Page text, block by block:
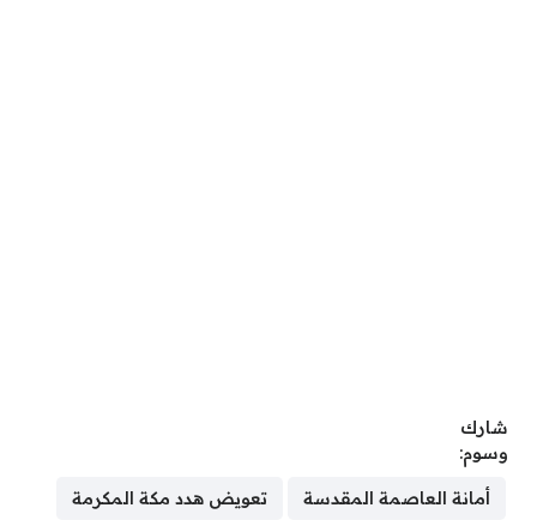
شارك
وسوم:
أمانة العاصمة المقدسة تعويض هدد مكة المكرمة